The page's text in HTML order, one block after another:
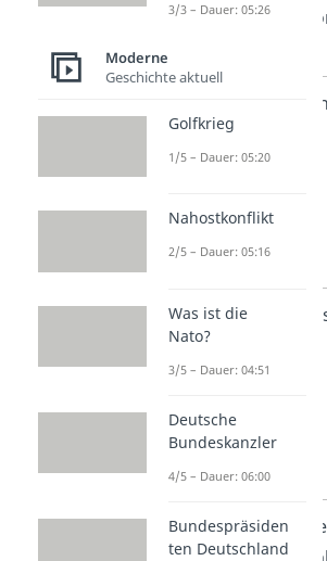
1968
1968 Tet-
1969
Beginn
3/3 – Dauer: 05:26
Moderne
Geschichte aktuell
Golfkrieg
1/5 – Dauer: 05:20
Nahostkonflikt
2/5 – Dauer: 05:16
Was ist die
Nato?
3/5 – Dauer: 04:51
Deutsche
Bundeskanzler
4/5 – Dauer: 06:00
Bundespräsiden
ten Deutschland